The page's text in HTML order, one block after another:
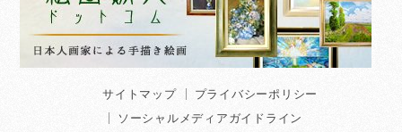
サイトマップ
プライバシーポリシー
ソーシャルメディアガイドライン